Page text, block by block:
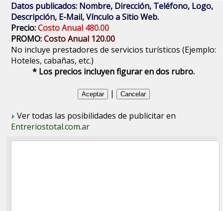
Datos publicados: Nombre, Dirección, Teléfono, Logo,
Descripción, E-Mail, Vínculo a Sitio Web.
Precio:Costo Anual 480.00
PROMO:Costo Anual 120.00
No incluye prestadores de servicios turísticos (Ejemplo:
Hoteles, cabañas, etc.)
* Los precios incluyen figurar en dos rubro.
|
Ver todas las posibilidades de publicitar en
Entreriostotal.com.ar